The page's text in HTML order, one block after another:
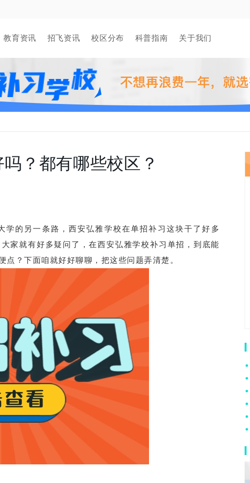
教育资讯 招飞资讯 校区分布 科普指南 关于我们
？都有哪些校区？
的另一条路，西安弘雅学校在单招补习这块干了好多
家就有好多疑问了，在西安弘雅学校补习单招，到底能
？下面咱就好好聊聊，把这些问题弄清楚。